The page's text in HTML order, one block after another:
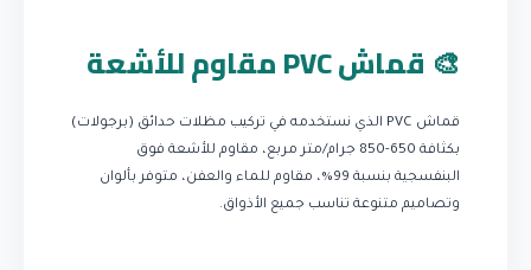
🎨 قماش PVC مقاوم للأشعة
قماش PVC الذي نستخدمه في تركيب مظلات حدائق (برجولات)
بكثافة 650-850 جرام/متر مربع، مقاوم للأشعة فوق
البنفسجية بنسبة 99%، مقاوم للماء والعفن، متوفر بألوان
وتصاميم متنوعة تناسب جميع الأذواق.